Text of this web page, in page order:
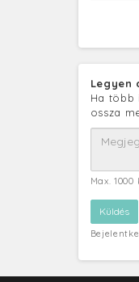
Legyen
Ha több
ossza
Max.